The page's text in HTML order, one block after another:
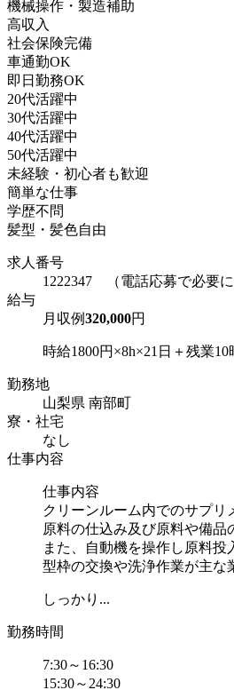
機械操作・製造補助
高収入
社会保険完備
車通勤OK
即日勤務OK
20代活躍中
30代活躍中
40代活躍中
50代活躍中
未経験・初心者も歓迎
簡単な仕事
学歴不問
髪型・髪色自由
求人番号
1222347 （電話応募で必要に
給与
月収例320,000円
時給1800円×8h×21日＋残業
勤務地
山梨県 南部町
寮・社宅
なし
仕事内容
仕事内容
クリーンルーム内でのサプリ
原料の仕込み及び原料や備品
また、自動機を操作し原料投
型枠の交換や洗浄作業が主な
しっかり...
勤務時間
7:30～16:30
15:30～24:30